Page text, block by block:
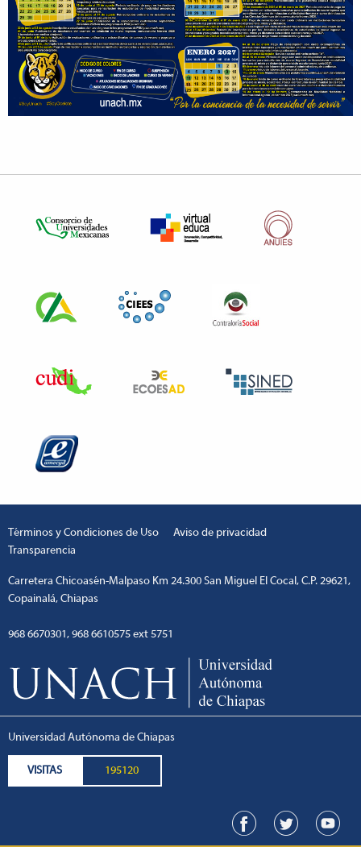
Términos y Condiciones de Uso
Aviso de privacidad
Transparencia
Carretera Chicoasén-Malpaso Km 24.300 San Miguel El Cocal, C.P. 29621,
Copainalá, Chiapas
968 6670301, 968 6610575 ext 5751
Universidad Autónoma de Chiapas
VISITAS 195120